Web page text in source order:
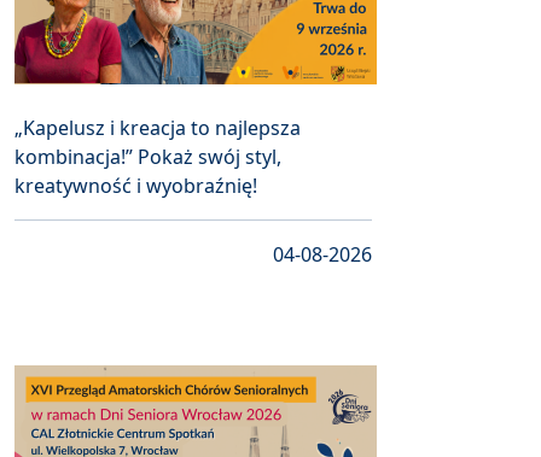
„Kapelusz i kreacja to najlepsza
kombinacja!” Pokaż swój styl,
kreatywność i wyobraźnię!
04-08-2026